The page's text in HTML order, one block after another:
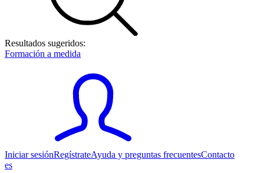
Resultados sugeridos:
Formación a medida
Iniciar sesiónRegístrateAyuda y preguntas frecuentesContacto
es